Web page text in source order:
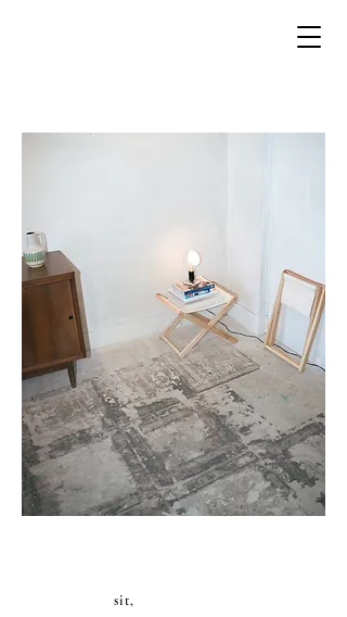
sit,put things,put your feet,fold,carry &see.
sit,